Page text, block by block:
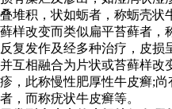
叠堆积，状如蛎者，称蛎壳状
藓样改变而类似扁平苔藓者，
反复发作及经多种治疗，皮损
并互相融合为片状或苔藓样改
疹，此称慢性肥厚性牛皮癣;
者，而称疣状牛皮癣等。